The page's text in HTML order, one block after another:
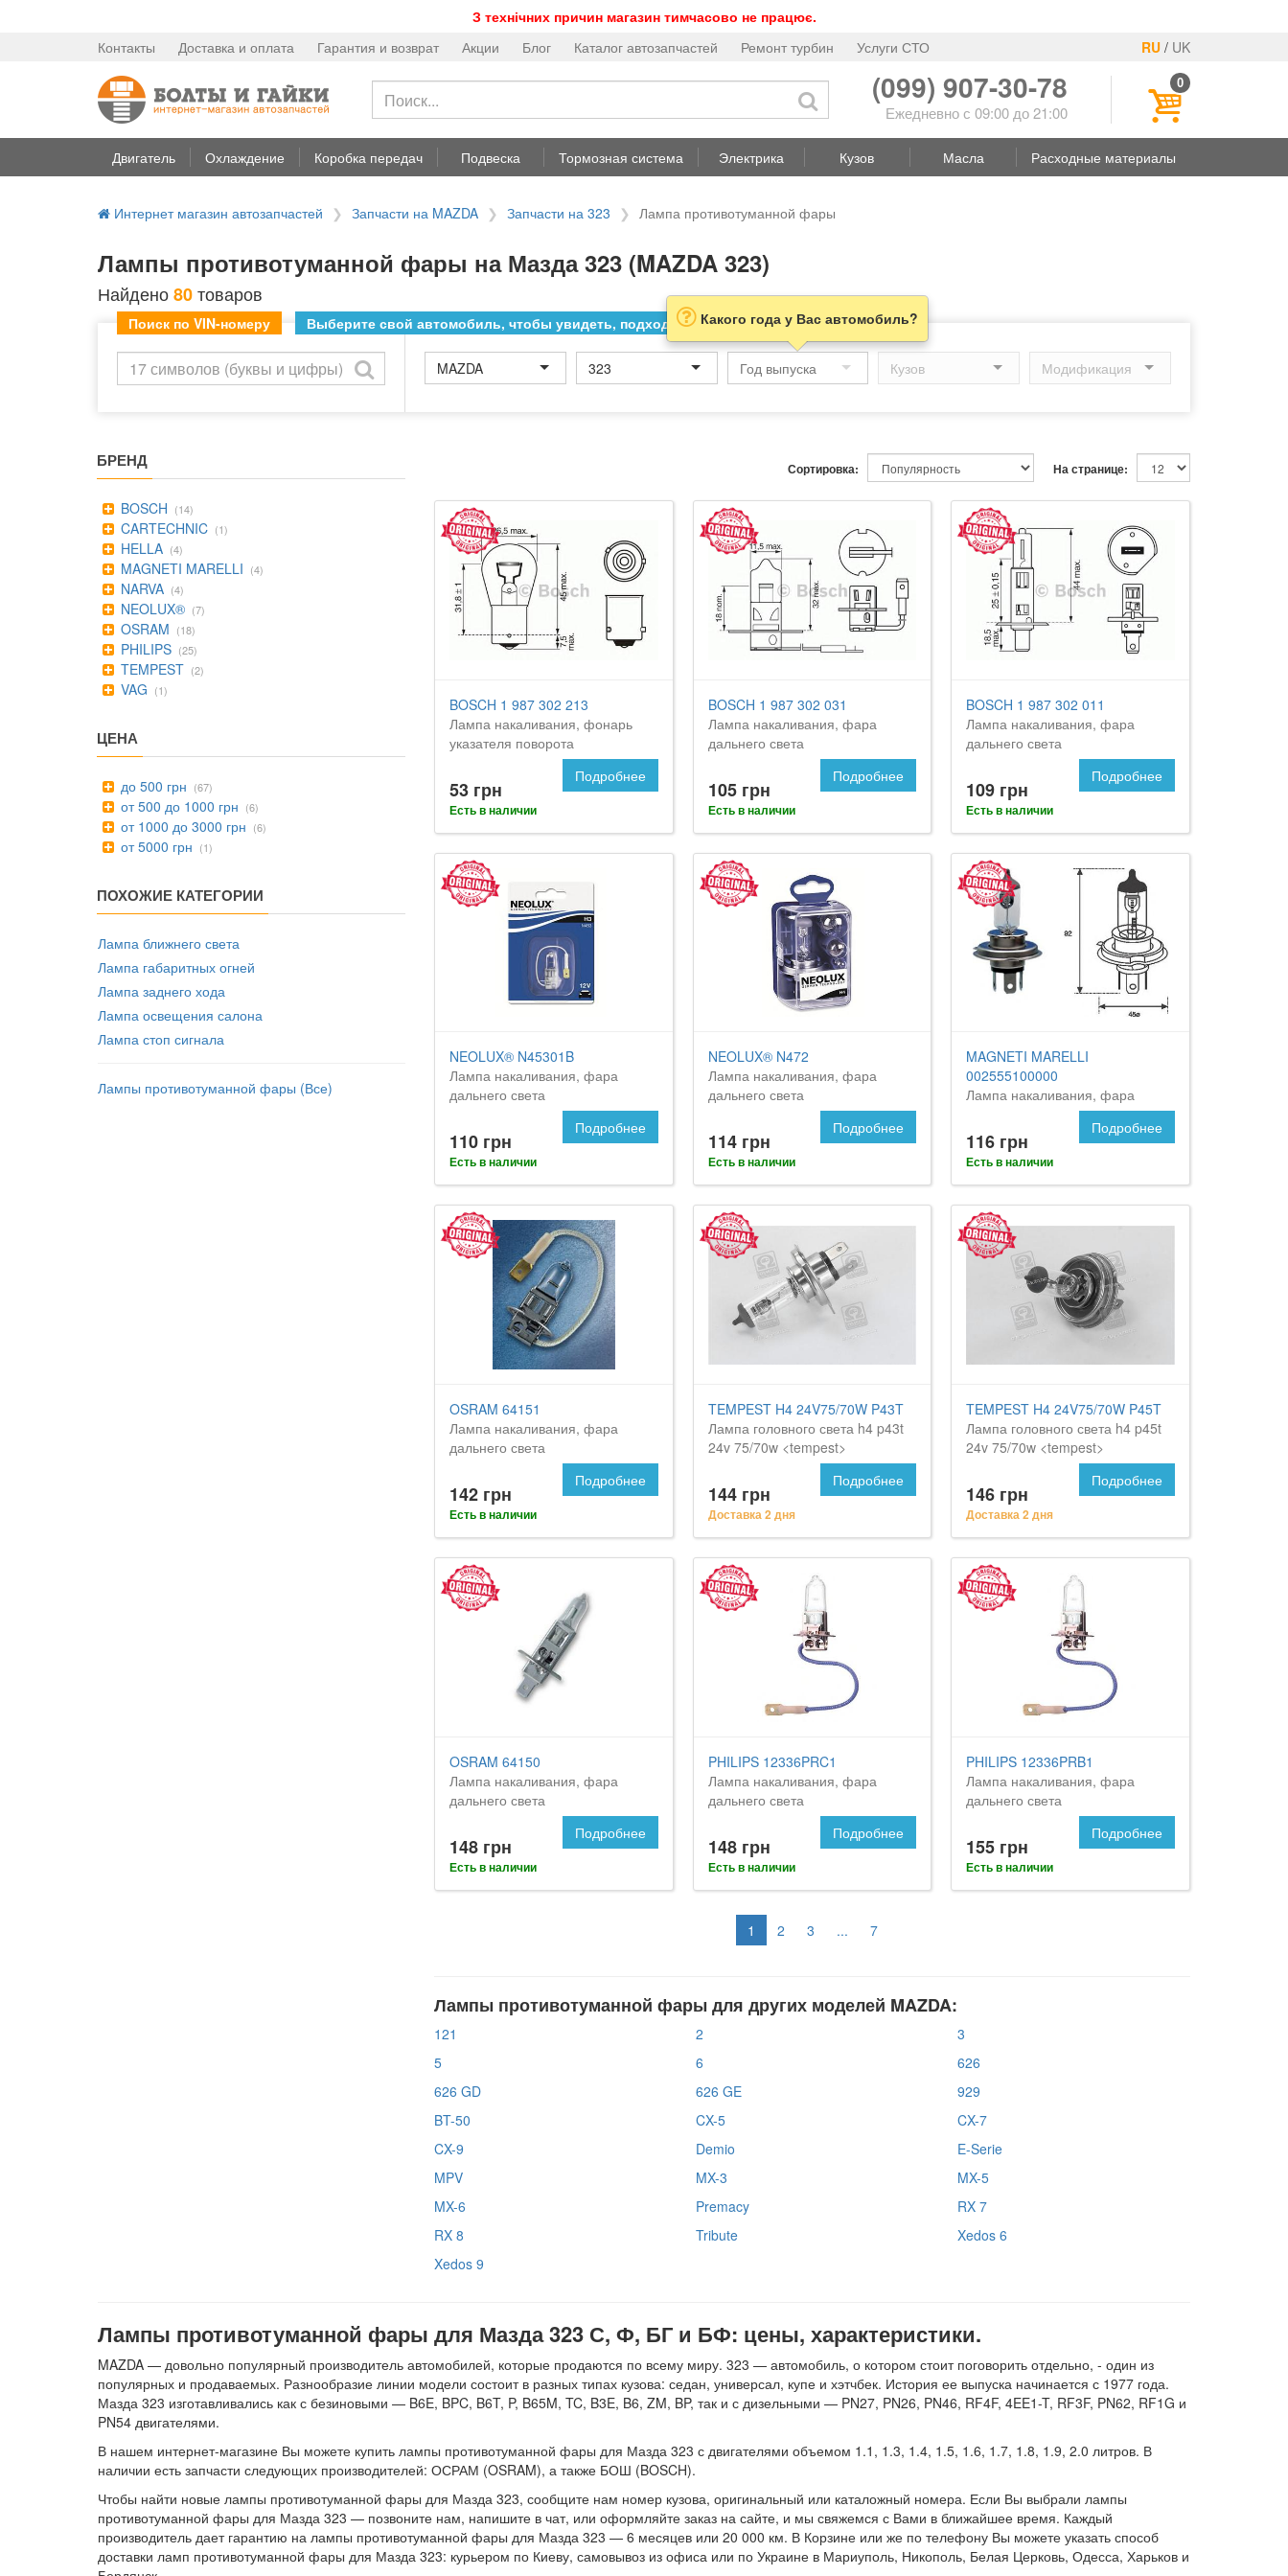
З технічних причин магазин тимчасово не працює.
RU / UK
Контакты Доставка и оплата Гарантия и возврат Акции Блог Каталог автозапчастей Ремонт турбин Услуги СТО
(099) 907-30-78
Ежедневно с 09:00 до 21:00
0
Двигатель Охлаждение Коробка передач Подвеска Тормозная система Электрика Кузов Масла Расходные материалы
Интернет магазин автозапчастей Запчасти на MAZDA Запчасти на 323 Лампа противотуманной фары
Лампы противотуманной фары на Мазда 323 (MAZDA 323)
Найдено80товаров
Поиск по VIN-номеру Выберите свой автомобиль, чтобы увидеть, подходит ли товар к нему
MAZDA 323
Какого года у Вас автомобиль?
БРЕНД
BOSCH (14)
CARTECHNIC (1)
HELLA (4)
MAGNETI MARELLI (4)
NARVA (4)
NEOLUX® (7)
OSRAM (18)
PHILIPS (25)
TEMPEST (2)
VAG (1)
ЦЕНА
до 500 грн (67)
от 500 до 1000 грн (6)
от 1000 до 3000 грн (6)
от 5000 грн (1)
ПОХОЖИЕ КАТЕГОРИИ
Лампа ближнего света
Лампа габаритных огней
Лампа заднего хода
Лампа освещения салона
Лампа стоп сигнала
Лампы противотуманной фары (Все)
На странице:
Сортировка:
BOSCH 1 987 302 213
Лампа накаливания, фонарь
указателя поворота
53 грн
Есть в наличии
Подробнее
BOSCH 1 987 302 031
Лампа накаливания, фара
дальнего света
105 грн
Есть в наличии
Подробнее
BOSCH 1 987 302 011
Лампа накаливания, фара
дальнего света
109 грн
Есть в наличии
Подробнее
NEOLUX® N45301B
Лампа накаливания, фара
дальнего света
110 грн
Есть в наличии
Подробнее
NEOLUX® N472
Лампа накаливания, фара
дальнего света
114 грн
Есть в наличии
Подробнее
MAGNETI MARELLI
002555100000
Лампа накаливания, фара
116 грн
Есть в наличии
Подробнее
OSRAM 64151
Лампа накаливания, фара
дальнего света
142 грн
Есть в наличии
Подробнее
TEMPEST H4 24V75/70W P43T
Лампа головного света h4 p43t
24v 75/70w <tempest>
144 грн
Доставка 2 дня
Подробнее
TEMPEST H4 24V75/70W P45T
Лампа головного света h4 p45t
24v 75/70w <tempest>
146 грн
Доставка 2 дня
Подробнее
OSRAM 64150
Лампа накаливания, фара
дальнего света
148 грн
Есть в наличии
Подробнее
PHILIPS 12336PRC1
Лампа накаливания, фара
дальнего света
148 грн
Есть в наличии
Подробнее
PHILIPS 12336PRB1
Лампа накаливания, фара
дальнего света
155 грн
Есть в наличии
Подробнее
1 2 3 ... 7
Лампы противотуманной фары для других моделей MAZDA:
121 2
3
5
6
626
626 GD
626 GE
929
BT-50
CX-5
CX-7
CX-9
Demio
E-Serie
MPV
MX-3
MX-5
MX-6
Premacy
RX 7
RX 8
Tribute
Xedos 6
Xedos 9
Лампы противотуманной фары для Мазда 323 С, Ф, БГ и БФ: цены, характеристики.
MAZDA — довольно популярный производитель автомобилей, которые продаются по всему миру. 323 — автомобиль, о котором стоит поговорить отдельно, - один из
популярных и продаваемых. Разнообразие линии модели состоит в разных типах кузова: седан, универсал, купе и хэтчбек. История ее выпуска начинается с 1977 года.
Мазда 323 изготавливались как с безиновыми — B6E, BPC, B6T, P, B65M, TC, B3E, B6, ZM, BP, так и с дизельными — PN27, PN26, PN46, RF4F, 4EE1-T, RF3F, PN62, RF1G и
PN54 двигателями.
В нашем интернет-магазине Вы можете купить лампы противотуманной фары для Мазда 323 с двигателями объемом 1.1, 1.3, 1.4, 1.5, 1.6, 1.7, 1.8, 1.9, 2.0 литров. В
наличии есть запчасти следующих производителей: ОСРАМ (OSRAM), а также БОШ (BOSCH).
Чтобы найти новые лампы противотуманной фары для Мазда 323, сообщите нам номер кузова, оригинальный или каталожный номера. Если Вы выбрали лампы
противотуманной фары для Мазда 323 — позвоните нам, напишите в чат, или оформляйте заказ на сайте, и мы свяжемся с Вами в ближайшее время. Каждый
производитель дает гарантию на лампы противотуманной фары для Мазда 323 — 6 месяцев или 20 000 км. В Корзине или же по телефону Вы можете указать способ
доставки ламп противотуманной фары для Мазда 323: курьером по Киеву, самовывоз из офиса или по Украине в Мариуполь, Никополь, Белая Церковь, Одесса, Харьков и